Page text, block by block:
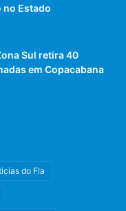
Estado
Sul retira 40
em Copacabana
do Fla